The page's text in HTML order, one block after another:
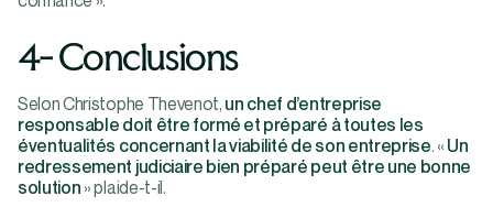
4- Conclusions
Selon Christophe Thevenot, un chef d’entreprise
responsable doit être formé et préparé à toutes les
éventualités concernant la viabilité de son entreprise. « Un
redressement judiciaire bien préparé peut être une bonne
solution » plaide-t-il.